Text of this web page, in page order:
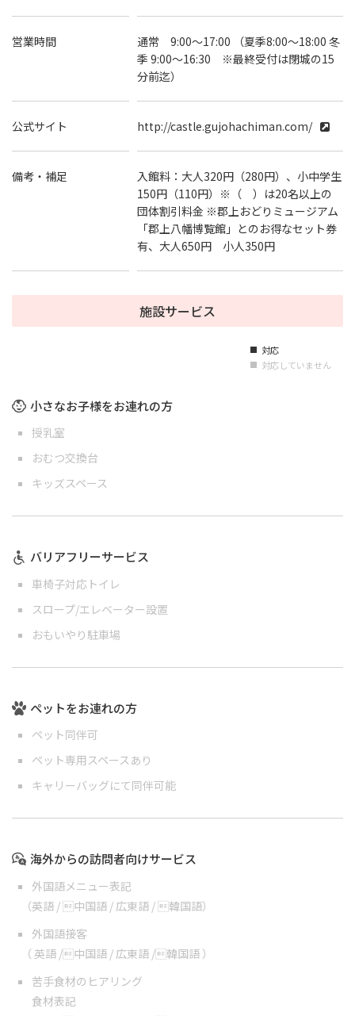
営業時間
通常 9:00～17:00 （夏季8:00～18:00 冬
季 9:00～16:30 ※最終受付は閉城の15
分前迄）
公式サイト http://castle.gujohachiman.com/
備考・補足
入館料：大人320円（280円）、小中学生
150円（110円）※（ ）は20名以上の
団体割引料金 ※郡上おどりミュージアム
「郡上八幡博覧館」とのお得なセット券
有、大人650円 小人350円
施設サービス
■ 対応
■ 対応していません
小さなお子様をお連れの方
授乳室
おむつ交換台
キッズスペース
バリアフリーサービス
車椅子対応トイレ
スロープ/エレベーター設置
おもいやり駐車場
ペットをお連れの方
ペット同伴可
ペット専用スペースあり
キャリーバッグにて同伴可能
海外からの訪問者向けサービス
外国語メニュー表記
（英語 /中国語 / 広東語 /韓国語）
外国語接客
（ 英語 /中国語 / 広東語 /韓国語 ）
苦手食材のヒアリング
食材表記